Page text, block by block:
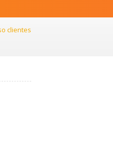
clientes